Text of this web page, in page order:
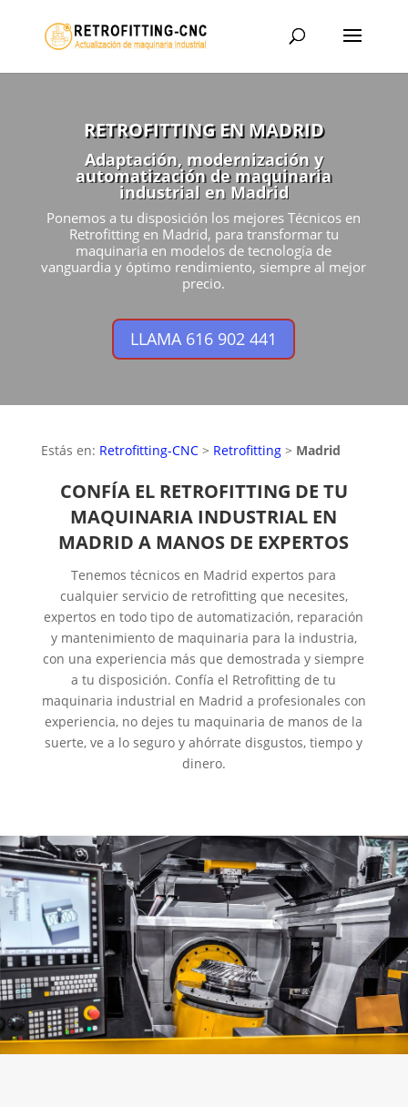
RETROFITTING EN MADRID
Adaptación, modernización y
automatización de maquinaria
industrial en Madrid
Ponemos a tu disposición los mejores Técnicos en
Retrofitting en Madrid, para transformar tu
maquinaria en modelos de tecnología de
vanguardia y óptimo rendimiento, siempre al mejor
precio.
LLAMA 616 902 441
Estás en: Retrofitting-CNC> Retrofitting> Madrid
CONFÍA EL RETROFITTING DE TU
MAQUINARIA INDUSTRIAL EN
MADRID A MANOS DE EXPERTOS
Tenemos técnicos en Madrid expertos para
cualquier servicio de retrofitting que necesites,
expertos en todo tipo de automatización, reparación
y mantenimiento de maquinaria para la industria,
con una experiencia más que demostrada y siempre
a tu disposición. Confía el Retrofitting de tu
maquinaria industrial en Madrid a profesionales con
experiencia, no dejes tu maquinaria de manos de la
suerte, ve a lo seguro y ahórrate disgustos, tiempo y
dinero.